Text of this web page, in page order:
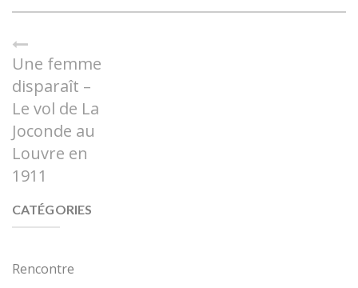
Une femme
disparaît –
Le vol de La
Joconde au
Louvre en
1911
CATÉGORIES
Rencontre